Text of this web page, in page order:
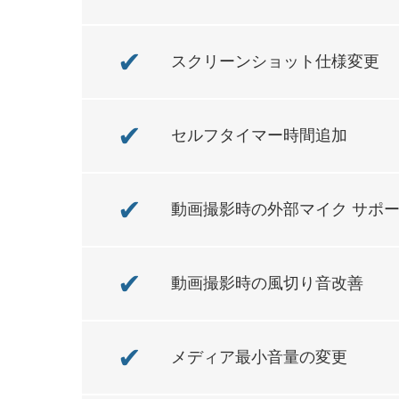
✔ スクリーンショット仕様変更
✔ セルフタイマー時間追加
✔ 動画撮影時の外部マイク サポ
✔ 動画撮影時の風切り音改善
✔ メディア最小音量の変更